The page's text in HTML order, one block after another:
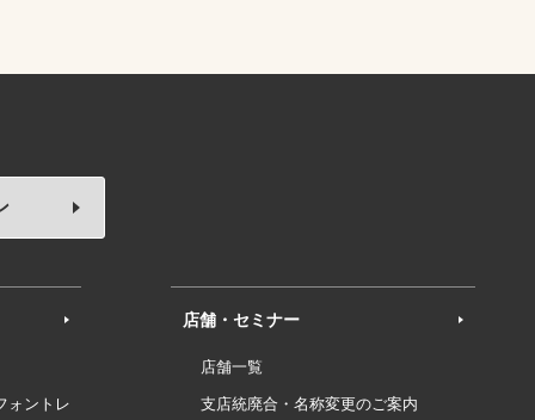
ォントレ
店舗・セミナー
店舗一覧
支店統廃合・名称変更のご案内